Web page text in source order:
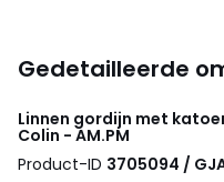
Gedetailleerde
Linnen gordijn met
Colin - AM.PM
Product-ID 3705094 /